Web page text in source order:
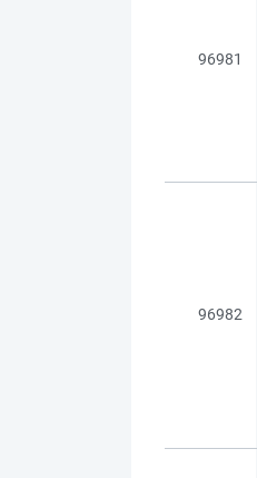
96981
96982